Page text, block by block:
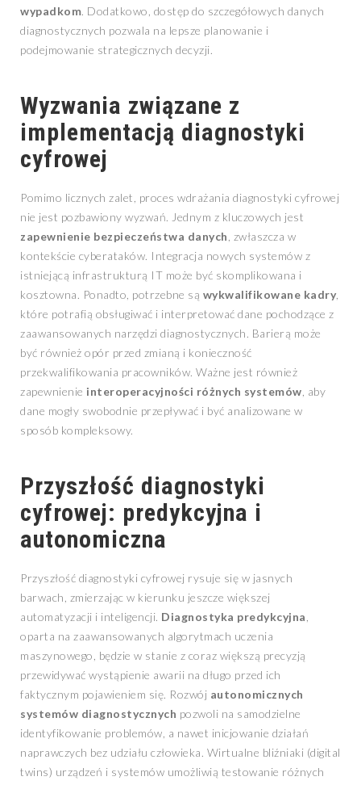
wypadkom. Dodatkowo, dostęp do szczegółowych danych
diagnostycznych pozwala na lepsze planowanie i
podejmowanie strategicznych decyzji.
Wyzwania związane z
implementacją diagnostyki
cyfrowej
Pomimo licznych zalet, proces wdrażania diagnostyki cyfrowej
nie jest pozbawiony wyzwań. Jednym z kluczowych jest
zapewnienie bezpieczeństwa danych , zwłaszcza w
kontekście cyberataków. Integracja nowych systemów z
istniejącą infrastrukturą IT może być skomplikowana i
kosztowna. Ponadto, potrzebne są wykwalifikowane kadry
które potrafią obsługiwać i interpretować dane pochodzące z
zaawansowanych narzędzi diagnostycznych. Barierą może
być również opór przed zmianą i konieczność
przekwalifikowania pracowników. Ważne jest również
zapewnienie interoperacyjności różnych systemów , aby
dane mogły swobodnie przepływać i być analizowane w
sposób kompleksowy.
Przyszłość diagnostyki
cyfrowej: predykcyjna i
autonomiczna
Przyszłość diagnostyki cyfrowej rysuje się w jasnych
barwach, zmierzając w kierunku jeszcze większej
automatyzacji i inteligencji. Diagnostyka predykcyjna
oparta na zaawansowanych algorytmach uczenia
maszynowego, będzie w stanie z coraz większą precyzją
przewidywać wystąpienie awarii na długo przed ich
faktycznym pojawieniem się. Rozwój autonomicznych
systemów diagnostycznych pozwoli na samodzielne
identyfikowanie problemów, a nawet inicjowanie działań
naprawczych bez udziału człowieka. Wirtualne bliźniaki (digital
twins) urządzeń i systemów umożliwią testowanie różnych